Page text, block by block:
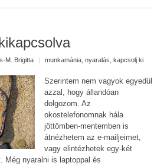
M. Brigitta | munkamánia nyaralás kapcsolj ki
Szerintem nem vagyok egyedül
azzal, hogy állandóan
dolgozom. Az
okostelefonomnak hála
jöttömben-mentemben is
átnézhetem az e-mailjeimet,
vagy elintézhetek egy-két
Még nyaralni is laptoppal és